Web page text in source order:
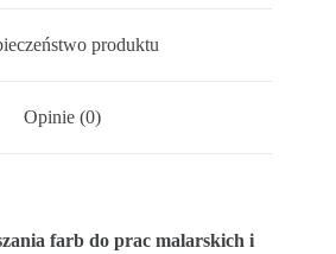
produktu
Opinie (0)
farb do prac malarskich i